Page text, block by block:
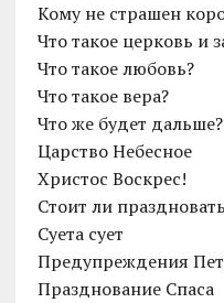
Кому не страшен
Что такое церковь и
Что такое любовь?
Что такое вера?
Что же будет дальше?
Царство Небесное
Христос Воскрес!
Cтоит ли
Суета сует
Предупреждения
Празднование Спаса